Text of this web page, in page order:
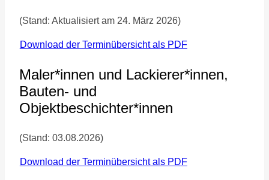
(Stand: Aktualisiert am 24. März 2026)
Download der Terminübersicht als PDF
Maler*innen und Lackierer*innen,
Bauten- und
Objektbeschichter*innen
(Stand: 03.08.2026)
Download der Terminübersicht als PDF